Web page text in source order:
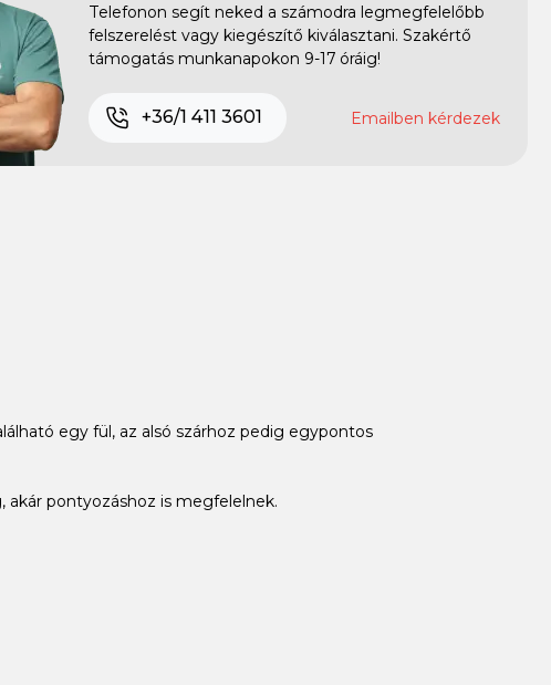
Telefonon segít neked a számodra legmegfelelőbb
felszerelést vagy kiegészítő kiválasztani. Szakértő
támogatás munkanapokon 9-17 óráig!
+36/1 411 3601 Emailben kérdezek
egy fül, az alsó szárhoz pedig egypontos
akár pontyozáshoz is megfelelnek.